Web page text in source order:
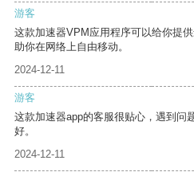
游客
这款加速器VPM应用程序可以给你提
助你在网络上自由移动。
2024-12-11
游客
这款加速器app的客服很贴心，遇到问
好。
2024-12-11